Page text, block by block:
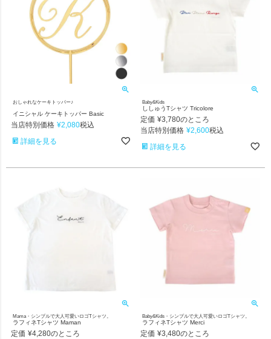
おしゃれなケーキトッパー♪
イニシャル ケーキトッパー Basic
当店特別価格 ¥2,080税込
詳細を見る
Baby&Kids
ししゅうTシャツ Tricolore
定価 ¥3,780のところ
当店特別価格 ¥2,600税込
詳細を見る
Mama・シンプルで大人可愛いロゴTシャツ。
ラフィネTシャツ Maman
定価 ¥4,280のところ
Baby&Kids・シンプルで大人可愛いロゴTシャツ。
ラフィネTシャツ Merci
定価 ¥3,480のところ